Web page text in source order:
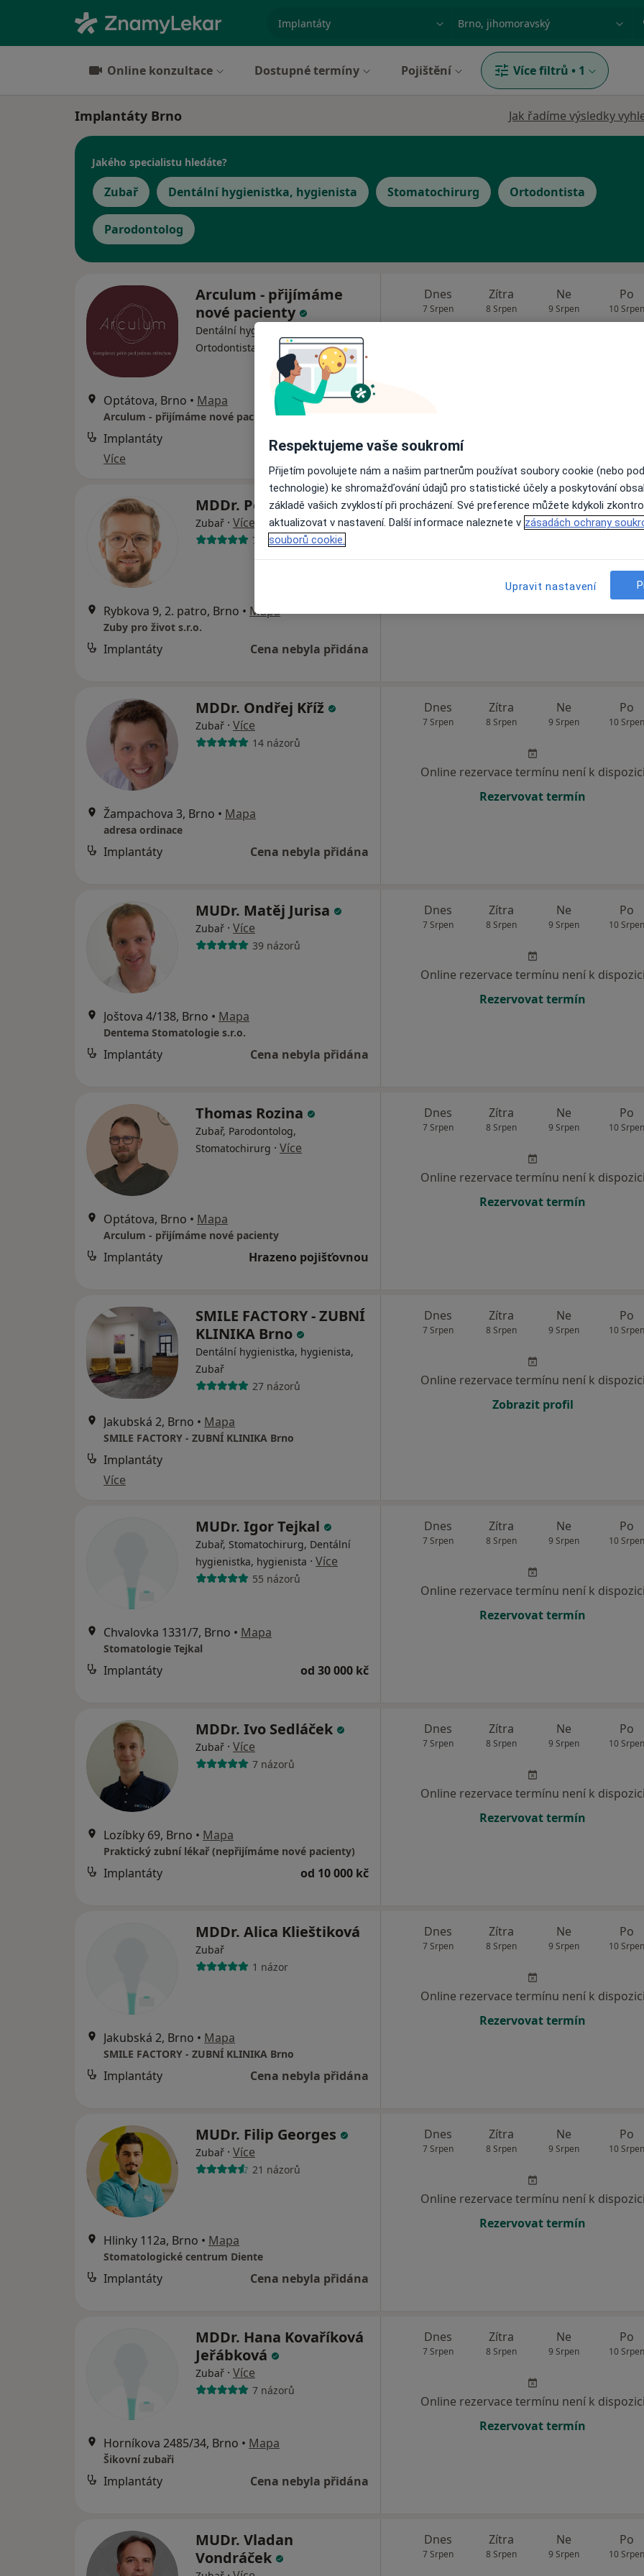
specializace, nemoc nebo příjmení Město nebo region
Online konzultace Dostupné termíny Pojištění Více filtrů • 1
Implantáty Brno Jak řadíme výsledky
Jakého specialistu hledáte?
Zubař Dentální hygienistka, hygienista Stomatochirurg Ortodontista
Parodontolog
Arculum - přijímáme
nové pacienty
Dentální hygienistka, hygienista,
Ortodontista, Zubař·Více
Optátova, Brno • Mapa
Arculum - přijímáme nové pacienty
Implantáty
Více
Dnes
7 Srpen
Zítra
8 Srpen
Ne
9 Srpen
Po
10 Srpen
MDDr. Petr Příkazský
Zubař · Více
7 názorů
Rybkova 9, 2. patro, Brno • Mapa
Zuby pro život s.r.o.
Implantáty Cena nebyla přidána
Dnes
7 Srpen
Zítra
8 Srpen
Ne
9 Srpen
Po
10
Online rezervace termínu není k
Rezervovat termín
MDDr. Ondřej Kříž
Zubař · Více
14 názorů
Žampachova 3, Brno • Mapa
adresa ordinace
Implantáty Cena nebyla přidána
Dnes
7 Srpen
Zítra
8 Srpen
Ne
9 Srpen
Po
10 Srpen
Online rezervace termínu není k dispozici
Rezervovat termín
MUDr. Matěj Jurisa
Zubař · Více
39 názorů
Joštova 4/138, Brno • Mapa
Dentema Stomatologie s.r.o.
Implantáty Cena nebyla přidána
Dnes
7 Srpen
Zítra
8 Srpen
Ne
9 Srpen
Po
10 Srpen
Online rezervace termínu není k dispozici
Rezervovat termín
Thomas Rozina
Zubař, Parodontolog,
Stomatochirurg · Více
Optátova, Brno • Mapa
Arculum - přijímáme nové pacienty
Implantáty Hrazeno pojišťovnou
Dnes
7 Srpen
Zítra
8 Srpen
Ne
9 Srpen
Po
10 Srpen
Online rezervace termínu není k dispozici
Rezervovat termín
SMILE FACTORY - ZUBNÍ
KLINIKA Brno
Dentální hygienistka, hygienista,
Zubař
27 názorů
Jakubská 2, Brno • Mapa
SMILE FACTORY - ZUBNÍ KLINIKA Brno
Implantáty
Více
Dnes
7 Srpen
Zítra
8 Srpen
Ne
9 Srpen
Po
10 Srpen
Online rezervace termínu není k dispozici
Zobrazit profil
MUDr. Igor Tejkal
Zubař, Stomatochirurg, Dentální
hygienistka, hygienista · Více
55 názorů
Chvalovka 1331/7, Brno • Mapa
Stomatologie Tejkal
Implantáty od 30 000 kč
Dnes
7 Srpen
Zítra
8 Srpen
Ne
9 Srpen
Po
10 Srpen
Online rezervace termínu není k dispozici
Rezervovat termín
MDDr. Ivo Sedláček
Zubař · Více
7 názorů
Lozíbky 69, Brno • Mapa
Praktický zubní lékař (nepřijímáme nové pacienty)
Implantáty od 10 000 kč
Dnes
7 Srpen
Zítra
8 Srpen
Ne
9 Srpen
Po
10 Srpen
Online rezervace termínu není k dispozici
Rezervovat termín
MDDr. Alica Klieštiková
Zubař
1 názor
Jakubská 2, Brno • Mapa
SMILE FACTORY - ZUBNÍ KLINIKA Brno
Implantáty Cena nebyla přidána
Dnes
7 Srpen
Zítra
8 Srpen
Ne
9 Srpen
Po
10 Srpen
Online rezervace termínu není k dispozici
Rezervovat termín
MUDr. Filip Georges
Zubař · Více
21 názorů
Hlinky 112a, Brno • Mapa
Stomatologické centrum Diente
Implantáty Cena nebyla přidána
Dnes
7 Srpen
Zítra
8 Srpen
Ne
9 Srpen
Po
10 Srpen
Online rezervace termínu není k dispozici
Rezervovat termín
MDDr. Hana Kovaříková
Jeřábková
Zubař · Více
7 názorů
Horníkova 2485/34, Brno • Mapa
Šikovní zubaři
Implantáty Cena nebyla přidána
Dnes
7 Srpen
Zítra
8 Srpen
Ne
9 Srpen
Po
10 Srpen
Online rezervace termínu není k dispozici
Rezervovat termín
MUDr. Vladan
Vondráček
Dnes
7 Srpen
Zítra
8 Srpen
Ne
9 Srpen
Po
10 Srpen
Respektujeme vaše soukromí
Přijetím povolujete nám a našim partnerům používat soubory cookie (nebo
technologie) ke shromažďování údajů pro statistické účely a poskytování
základě vašich zvyklostí při procházení. Své preference můžete kdykoli
aktualizovat v nastavení. Další informace naleznete v zásadách ochrany
souborů cookie.
Upravit nastavení